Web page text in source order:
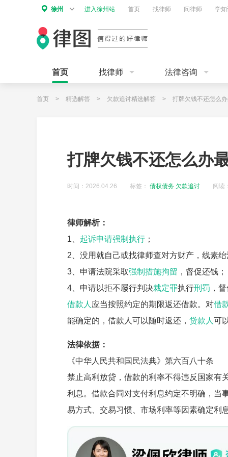
徐州 进入徐州站 首页 找律师 问律师 学
首页 找律师 法律咨询
首页 > 精选解答 > 欠款追讨精选解答 > 打牌欠钱不还怎么
打牌欠钱不还怎么办
时间：2026.04.26 标签： 债权债务 欠款追讨 阅读
律师解析：
1、 起诉申请强制执行 ；
2、没用就自己或找律师查对方财产，线素
3、申请法院采取强制措施拘留 ，督促还钱；
4、申请以拒不屦行判决裁定罪执行刑罚 ，
借款人 应当按照约定的期限返还借款。对借
能确定的，借款人可以随时返还， 贷款人 可
法律依据：
《中华人民共和国民法典》第六百八十条
禁止高利放贷，借款的利率不得违反国家有
利息。借款合同对支付利息约定不明确，当
易方式、交易习惯、市场利率等因素确定利